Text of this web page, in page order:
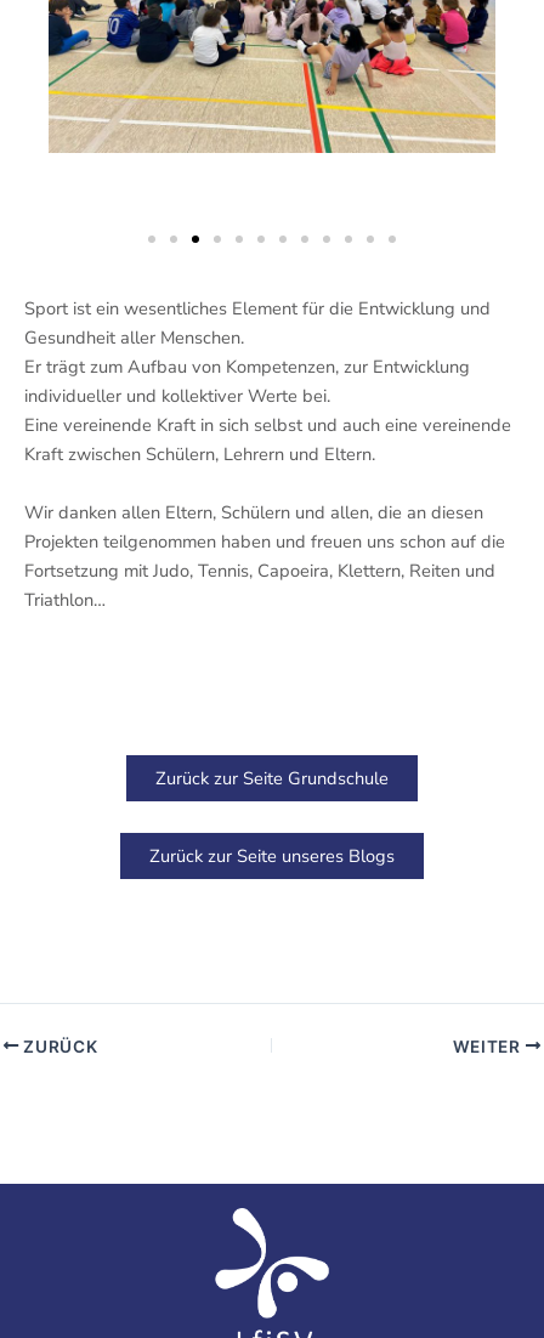
Sport ist ein wesentliches Element für die Entwicklung und
Gesundheit aller Menschen.
Er trägt zum Aufbau von Kompetenzen, zur Entwicklung
individueller und kollektiver Werte bei.
Eine vereinende Kraft in sich selbst und auch eine vereinende
Kraft zwischen Schülern, Lehrern und Eltern.
Wir danken allen Eltern, Schülern und allen, die an diesen
Projekten teilgenommen haben und freuen uns schon auf die
Fortsetzung mit Judo, Tennis, Capoeira, Klettern, Reiten und
Triathlon…
Zurück zur Seite Grundschule
Zurück zur Seite unseres Blogs
ZURÜCK WEITER